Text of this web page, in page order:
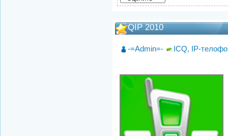
QIP 2010
-=Admin=- ICQ, IP-